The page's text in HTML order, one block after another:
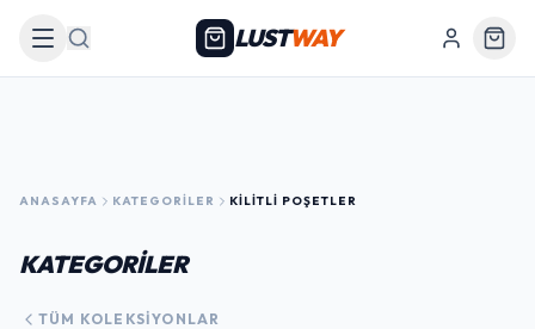
Arama LUSTWAY
ANASAYFA KATEGORILER KILITLI POŞETLER
KATEGORİLER
TÜM KOLEKSIYONLAR